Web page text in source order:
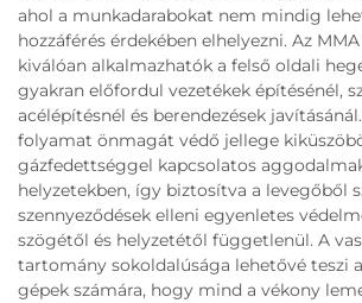
ahol a munkadarabokat nem mindig
hozzáférés érdekében elhelyezni. Az
kiválóan alkalmazhatók a felső oldali
gyakran előfordul vezetékek építésénél,
acélépítésnél és berendezések
folyamat önmagát védő jellege
gázfedettséggel kapcsolatos
helyzetekben, így biztosítva a levegőből
szennyeződések elleni egyenletes
szögétől és helyzetétől függetlenül. A
tartomány sokoldalúsága lehetővé teszi
gépek számára, hogy mind a vékony